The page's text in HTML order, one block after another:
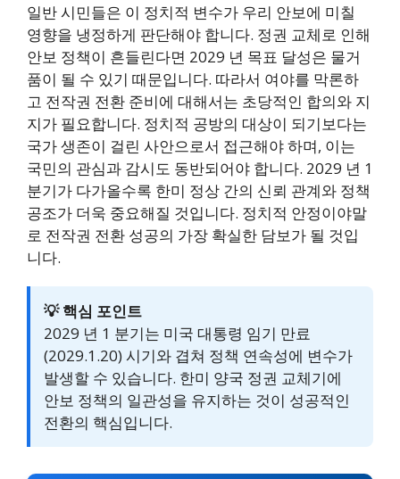
일반 시민들은 이 정치적 변수가 우리 안보에 미칠
영향을 냉정하게 판단해야 합니다. 정권 교체로 인해
안보 정책이 흔들린다면 2029 년 목표 달성은 물거
품이 될 수 있기 때문입니다. 따라서 여야를 막론하
고 전작권 전환 준비에 대해서는 초당적인 합의와 지
지가 필요합니다. 정치적 공방의 대상이 되기보다는
국가 생존이 걸린 사안으로서 접근해야 하며, 이는
국민의 관심과 감시도 동반되어야 합니다. 2029 년 1
분기가 다가올수록 한미 정상 간의 신뢰 관계와 정책
공조가 더욱 중요해질 것입니다. 정치적 안정이야말
로 전작권 전환 성공의 가장 확실한 담보가 될 것입
니다.
💡 핵심 포인트
2029 년 1 분기는 미국 대통령 임기 만료
(2029.1.20) 시기와 겹쳐 정책 연속성에 변수가
발생할 수 있습니다. 한미 양국 정권 교체기에
안보 정책의 일관성을 유지하는 것이 성공적인
전환의 핵심입니다.